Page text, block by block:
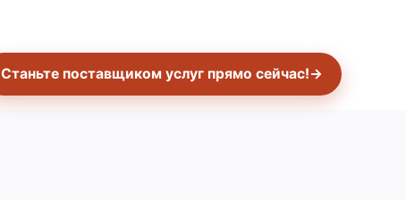
Станьте поставщиком услуг прямо сейчас!→